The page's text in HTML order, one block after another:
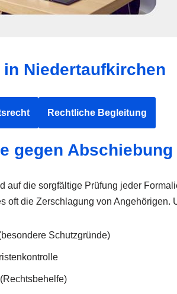
Niedertaufkirchen
Rechtliche Begleitung
gegen Abschiebung
auf die sorgfältige Prüfung jeder
oft die Zerschlagung von
Schutzgründe)